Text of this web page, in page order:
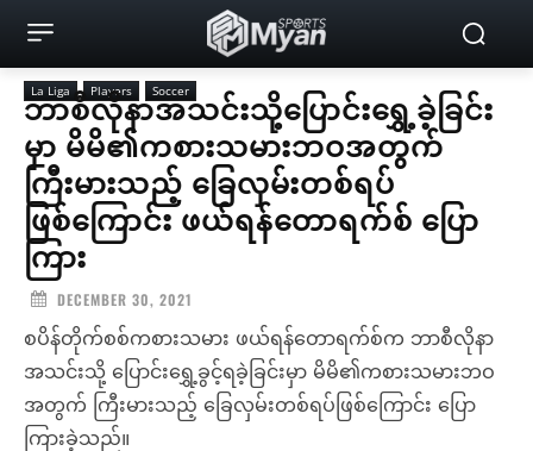
La Liga Players Soccer
ဘာစီလိုနာအသင်းသို့ပြောင်းရွှေ့ခဲ့ခြင်း
မှာ မိမိ၏ကစားသမားဘဝအတွက်
ကြီးမားသည့် ခြေလှမ်းတစ်ရပ်
ဖြစ်ကြောင်း ဖယ်ရန်တောရက်စ် ပြော
ကြား
DECEMBER 30, 2021
စပိန်တိုက်စစ်ကစားသမား ဖယ်ရန်တောရက်စ်က ဘာစီလိုနာ
အသင်းသို့ ပြောင်းရွှေ့ခွင့်ရခဲ့ခြင်းမှာ မိမိ၏ကစားသမားဘဝ
အတွက် ကြီးမားသည့် ခြေလှမ်းတစ်ရပ်ဖြစ်ကြောင်း ပြော
ကြားခဲ့သည်။